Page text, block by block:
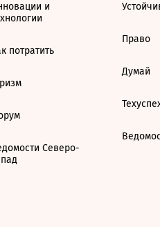
и
потратить
Северо-
Право
Думай